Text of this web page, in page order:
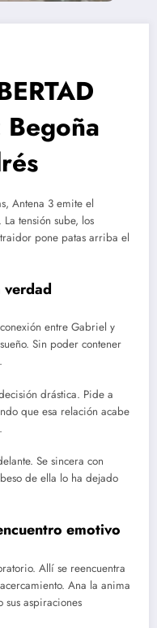
Antena 3 emite el
La tensión sube, los
pone patas arriba el
entre Gabriel y
Sin poder contener
drástica. Pide a
que esa relación acabe
Se sincera con
de ella lo ha dejado
emotivo
Allí se reencuentra
Ana la anima
aspiraciones